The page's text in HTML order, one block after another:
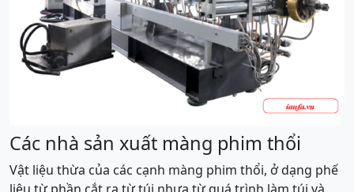
Các nhà sản xuất màng phim thổi
Vật liệu thừa của các cạnh màng phim thổi, ở dạng phế